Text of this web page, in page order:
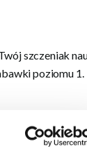
szczeniak
poziomu 1.